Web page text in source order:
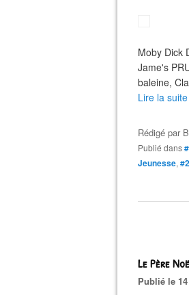
Moby Dick
Jame's
baleine,
Lire la suite
Rédigé par
Publié dans
Jeunesse,
Le Père
Publié le